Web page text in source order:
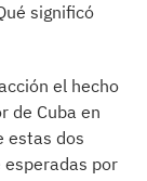
significó
el hecho
de Cuba en
estas dos
por